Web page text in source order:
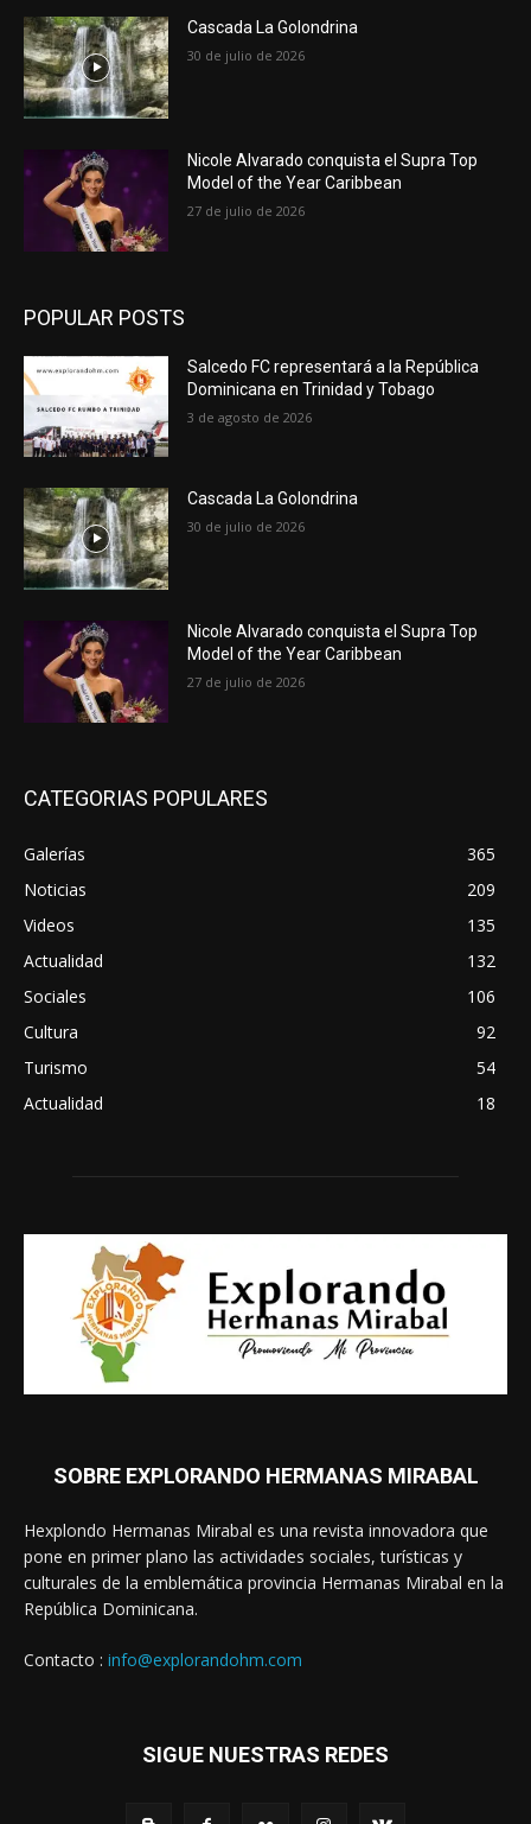
Cascada La Golondrina
30 de julio de 2026
Nicole Alvarado conquista el Supra Top
Model of the Year Caribbean
27 de julio de 2026
POPULAR POSTS
Salcedo FC representará a la República
Dominicana en Trinidad y Tobago
3 de agosto de 2026
Cascada La Golondrina
30 de julio de 2026
Nicole Alvarado conquista el Supra Top
Model of the Year Caribbean
27 de julio de 2026
CATEGORIAS POPULARES
Galerías
365
Noticias
209
Videos
135
Actualidad
132
Sociales
106
Cultura
92
Turismo
54
Actualidad
18
SOBRE EXPLORANDO HERMANAS MIRABAL
Hexplondo Hermanas Mirabal es una revista innovadora que
pone en primer plano las actividades sociales, turísticas y
culturales de la emblemática provincia Hermanas Mirabal en la
República Dominicana.
Contacto : info@explorandohm.com
SIGUE NUESTRAS REDES